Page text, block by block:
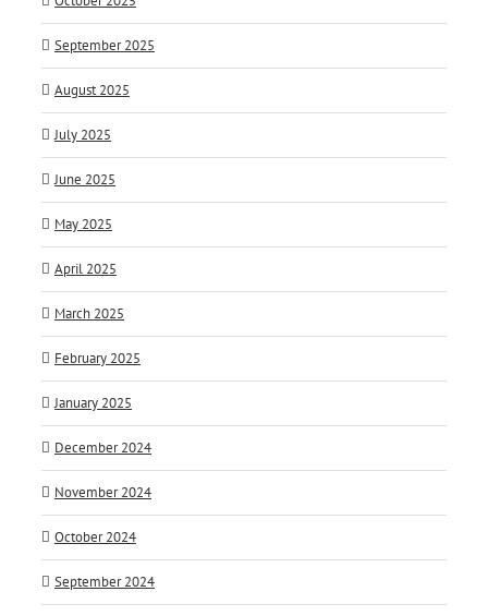
September 2025
August 2025
July 2025
June 2025
May 2025
April 2025
March 2025
February 2025
January 2025
December 2024
November 2024
October 2024
September 2024